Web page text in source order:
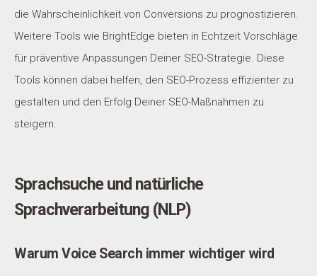
die Wahrscheinlichkeit von Conversions zu prognostizieren.
Weitere Tools wie BrightEdge bieten in Echtzeit Vorschläge
für präventive Anpassungen Deiner SEO-Strategie. Diese
Tools können dabei helfen, den SEO-Prozess effizienter zu
gestalten und den Erfolg Deiner SEO-Maßnahmen zu
steigern.
Sprachsuche und natürliche
Sprachverarbeitung (NLP)
Warum Voice Search immer wichtiger wird